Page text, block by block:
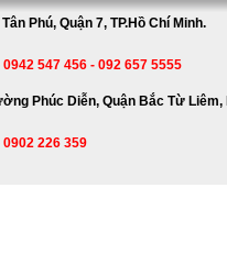
Phú, Quận 7, TP.Hồ Chí Minh.
547 456 - 092 657 5555
Phúc Diễn, Quận Bắc Từ Liêm,
226 359